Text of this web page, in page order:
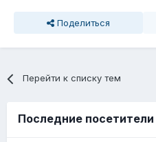
Поделиться
Перейти к списку тем
Последние посетители